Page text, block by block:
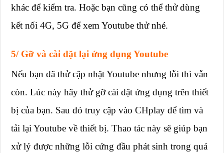
khác để kiểm tra. Hoặc bạn cũng có thể thử dùng
kết nối 4G, 5G để xem Youtube thử nhé.
5/ Gỡ và cài đặt lại ứng dụng Youtube
Nếu bạn đã thử cập nhật Youtube nhưng lỗi thì vẫn
còn. Lúc này hãy thử gỡ cài đặt ứng dụng trên thiết
bị của bạn. Sau đó truy cập vào CHplay để tìm và
tải lại Youtube về thiết bị. Thao tác này sẽ giúp bạn
xử lý được những lỗi cứng đầu phát sinh trong quá